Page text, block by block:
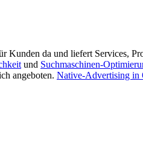
Kunden da und liefert Services,
und Suchmaschinen-
angeboten. Native-Advertising in